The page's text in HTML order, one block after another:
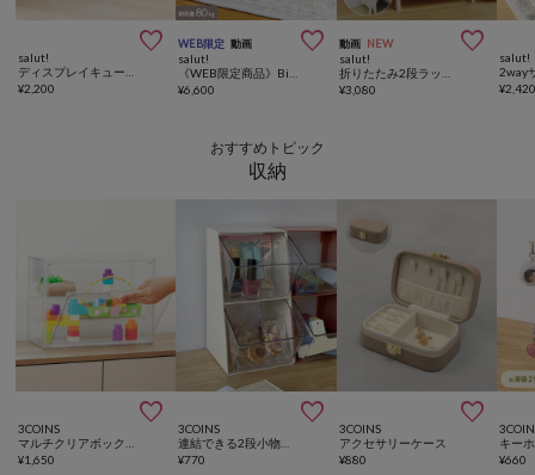

salut!
¥2,200
WEB限定 動画 
salut!
¥6,600
動画 NEW 
salut!
¥3,080
salut!
2way
¥
おすすめトピック
収納

3COINS
¥1,650

3COINS
¥770

3COINS
アクセサリーケース
¥880 ¥660